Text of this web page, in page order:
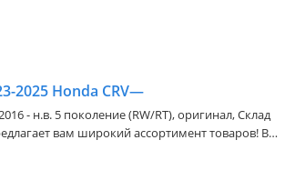
2025 Honda CRV—
- н.в. 5 поколение (RW/RT), оригинал, Склад
вам широкий ассортимент товаров! В